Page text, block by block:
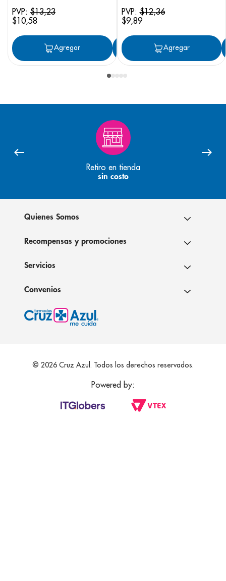
PVP: $13,23
$10,58
Agregar Agregar
PVP:$12,36
$9,89
Agregar
Retiro en tienda
sin costo
Quienes Somos
Recompensas y promociones
Servicios
Convenios
© 2026 Cruz Azul. Todos los derechos reservados.
Powered by: